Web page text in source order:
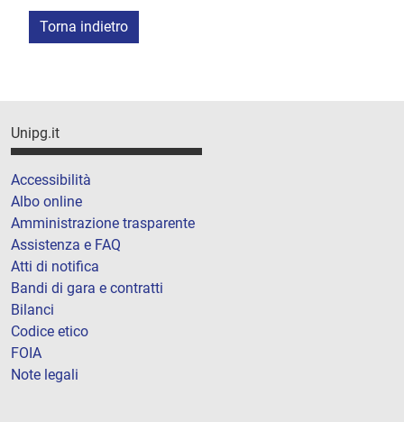
Torna indietro
Unipg.it
Accessibilità
Albo online
Amministrazione trasparente
Assistenza e FAQ
Atti di notifica
Bandi di gara e contratti
Bilanci
Codice etico
FOIA
Note legali